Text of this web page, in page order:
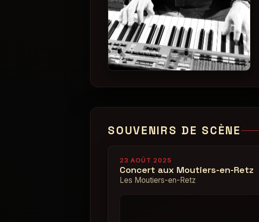
SOUVENIRS DE SCÈNE
23 AOÛT 2025
Concert aux Moutiers-en-Retz
Les Moutiers-en-Retz